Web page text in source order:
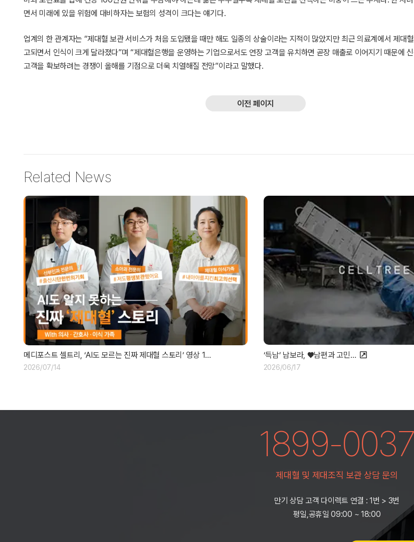
면서 미래에 있을 위험에 대비하자는 보험의 성격이 크다는 얘기다.
업계의 한 관계자는 “제대혈 보관 서비스가 처음 도입됐을 때만 해도 일종의 상술이라는 지적이 많았지만 최근 의료계에서 제대
고되면서 인식이 크게 달라졌다”며 “제대혈은행을 운영하는 기업으로서도 연장 고객을 유치하면 곧장 매출로 이어지기 때문에
고객을 확보하려는 경쟁이 올해를 기점으로 더욱 치열해질 전망”이라고 말했다.
이전 페이지
Related News
메디포스트 셀트리, ‘AI도 모르는 진짜 제대혈 스토리’ 영상 1…
2026/07/14
‘득남’ 남보라, ♥남편과 고민…
2026/06/17
1899-0037
제대혈 및 제대조직 보관 상담 문의
만기 상담 고객 다이렉트 연결 : 1번 > 3번
평일,공휴일 09:00 ~ 18:00